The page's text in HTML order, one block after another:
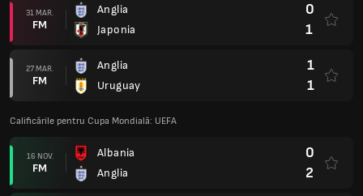
31 MAR.
FM
Anglia
Japonia
0
1
27 MAR.
FM
Anglia
Uruguay
1
1
Calificările pentru Cupa Mondială: UEFA
16 NOV.
FM
Albania
Anglia
0
2